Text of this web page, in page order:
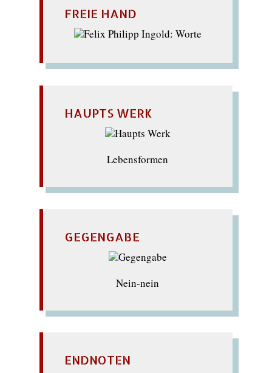
FREIE HAND
HAUPTS WERK
Lebensformen
GEGENGABE
Nein-nein
ENDNOTEN